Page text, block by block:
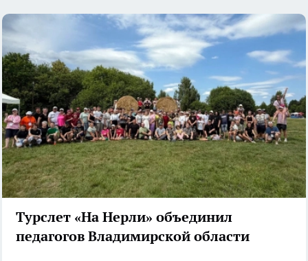
Турслет «На Нерли» объединил
педагогов Владимирской области